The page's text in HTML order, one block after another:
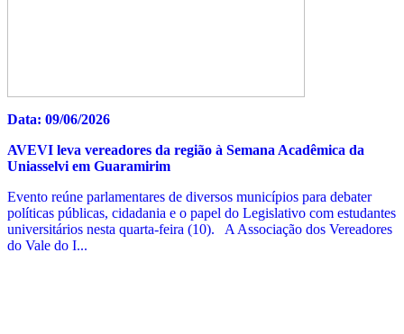
Data: 09/06/2026
AVEVI leva vereadores da região à Semana Acadêmica da
Uniasselvi em Guaramirim
Evento reúne parlamentares de diversos municípios para debater
políticas públicas, cidadania e o papel do Legislativo com estudantes
universitários nesta quarta-feira (10). A Associação dos Vereadores
do Vale do I...